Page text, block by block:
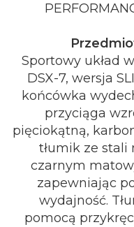
Sportowy układ
DSX-7, wersja
końcówka
przyciąga
pięciokątną,
tłumik ze stali
czarnym
zapewniając
wydajność.
pomocą